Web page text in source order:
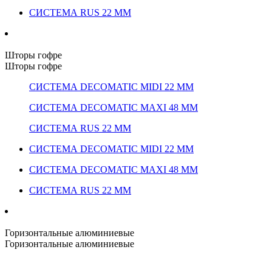
СИСТЕМА RUS 22 ММ
Шторы гофре
Шторы гофре
СИСТЕМА DECOMATIC MIDI 22 ММ
СИСТЕМА DECOMATIC MAXI 48 ММ
СИСТЕМА RUS 22 ММ
СИСТЕМА DECOMATIC MIDI 22 ММ
СИСТЕМА DECOMATIC MAXI 48 ММ
СИСТЕМА RUS 22 ММ
Горизонтальные алюминиевые
Горизонтальные алюминиевые